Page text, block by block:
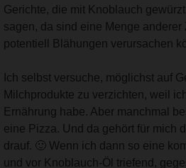
Gerichte, die mit Knoblauch
sagen, da sind eine Menge anderer
potentiell Blähungen verursachen
Ich selbst versuche, möglichst auf
Milchprodukte zu verzichten, weil
Ernährung habe. Aber manchmal
eine Pizza. Und da gehört für mich
drauf. 🙂 Wenn ich dann so eine
und vor Knoblauch-Öl triefend,